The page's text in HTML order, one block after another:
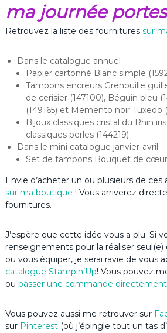
ma journée
Retrouvez la liste des fournitures sur
Dans le catalogue annuel
Papier cartonné Blanc simple
Tampons encreurs Grenouille
de cerisier (147100), Béguin bleu
(149165) et Memento noir Tuxedo
Bijoux classiques cristal du Rhin
classiques perles (144219)
Dans le mini catalogue janvier-avril
Set de tampons Bouquet de
Envie d’acheter un ou plusieurs de ces
sur ma boutique ! Vous arriverez
fournitures.
J’espère que cette idée vous a plu. Si
renseignements pour la réaliser seul(e)
ou vous équiper, je serai ravie de vous
catalogue Stampin’Up! Vous pouvez
ou passer une commande directement
Vous pouvez aussi me retrouver sur
sur Pinterest (où j’épingle tout un tas